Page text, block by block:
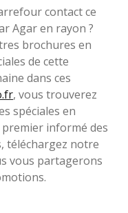
contact ce
Agar en rayon ?
brochures en
de cette
dans ces
, vous trouverez
spéciales en
informé des
téléchargez notre
vous partagerons